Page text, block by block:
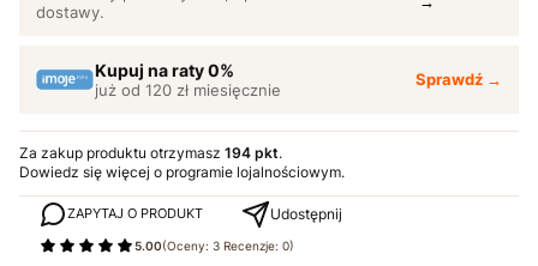
dostawy.
Kupuj na raty 0%
już od 120 zł miesięcznie
Sprawdź →
Za zakup produktu otrzymasz 194 pkt.
Dowiedz się więcej o programie lojalnościowym.
ZAPYTAJ O PRODUKT Udostępnij
5.00(Oceny: 3 Recenzje: 0)